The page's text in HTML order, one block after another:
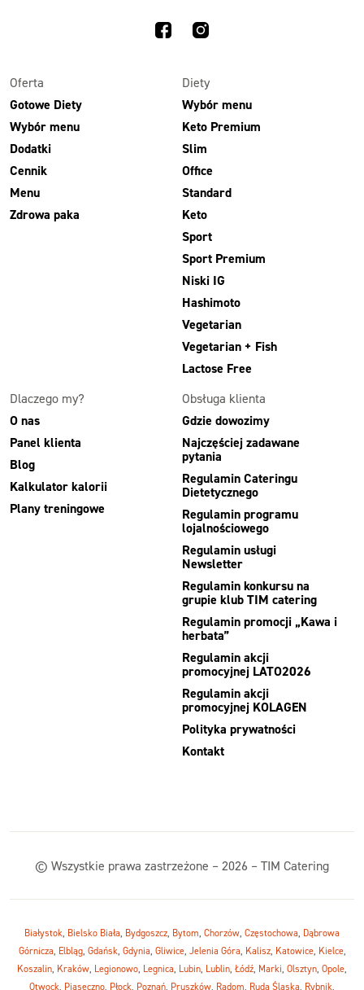
Oferta
Gotowe Diety
Wybór menu
Dodatki
Cennik
Menu
Zdrowa paka
Diety
Wybór menu
Keto Premium
Slim
Office
Standard
Keto
Sport
Sport Premium
Niski IG
Hashimoto
Vegetarian
Vegetarian + Fish
Lactose Free
Dlaczego my?
O nas
Panel klienta
Blog
Kalkulator kalorii
Plany treningowe
Obsługa klienta
Gdzie dowozimy
Najczęściej zadawane
pytania
Regulamin Cateringu
Dietetycznego
Regulamin programu
lojalnościowego
Regulamin usługi
Newsletter
Regulamin konkursu na
grupie klub TIM catering
Regulamin promocji „Kawa i
herbata”
Regulamin akcji
promocyjnej LATO2026
Regulamin akcji
promocyjnej KOLAGEN
Polityka prywatności
Kontakt
© Wszystkie prawa zastrzeżone – 2026 – TIM Catering
Białystok, Bielsko Biała, Bydgoszcz, Bytom, Chorzów, Częstochowa, Dąbrowa
Górnicza, Elbląg, Gdańsk, Gdynia, Gliwice, Jelenia Góra, Kalisz, Katowice, Kielce,
Koszalin, Kraków, Legionowo, Legnica, Lubin, Lublin, Łódź, Marki, Olsztyn, Opole,
Otwock, Piaseczno, Płock, Poznań, Pruszków, Radom, Ruda Śląska, Rybnik,